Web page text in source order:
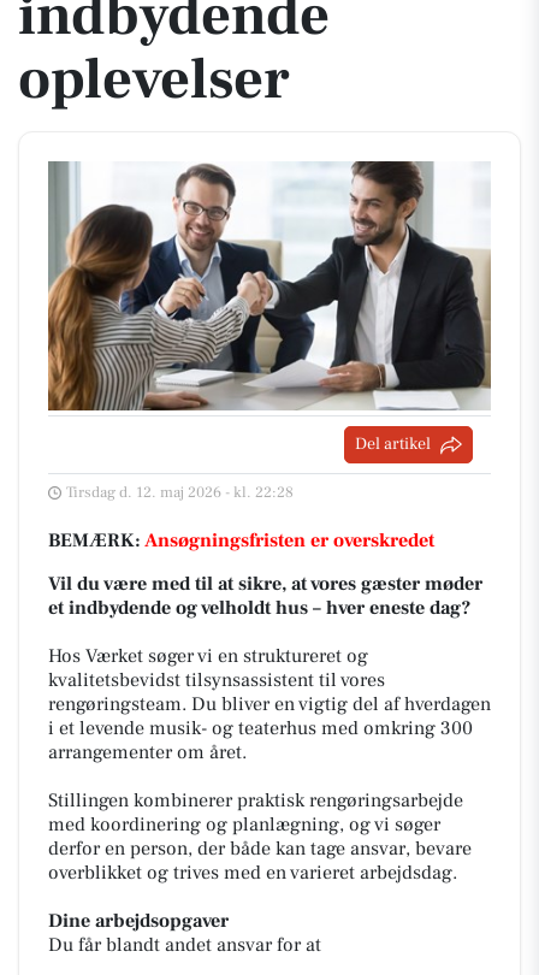
indbydende
oplevelser
Del artikel
Tirsdag d. 12. maj 2026 - kl. 22:28
BEMÆRK: Ansøgningsfristen er overskredet
Vil du være med til at sikre, at vores gæster møder
et indbydende og velholdt hus – hver eneste dag?
Hos Værket søger vi en struktureret og
kvalitetsbevidst tilsynsassistent til vores
rengøringsteam. Du bliver en vigtig del af hverdagen
i et levende musik- og teaterhus med omkring 300
arrangementer om året.
Stillingen kombinerer praktisk rengøringsarbejde
med koordinering og planlægning, og vi søger
derfor en person, der både kan tage ansvar, bevare
overblikket og trives med en varieret arbejdsdag.
Dine arbejdsopgaver
Du får blandt andet ansvar for at